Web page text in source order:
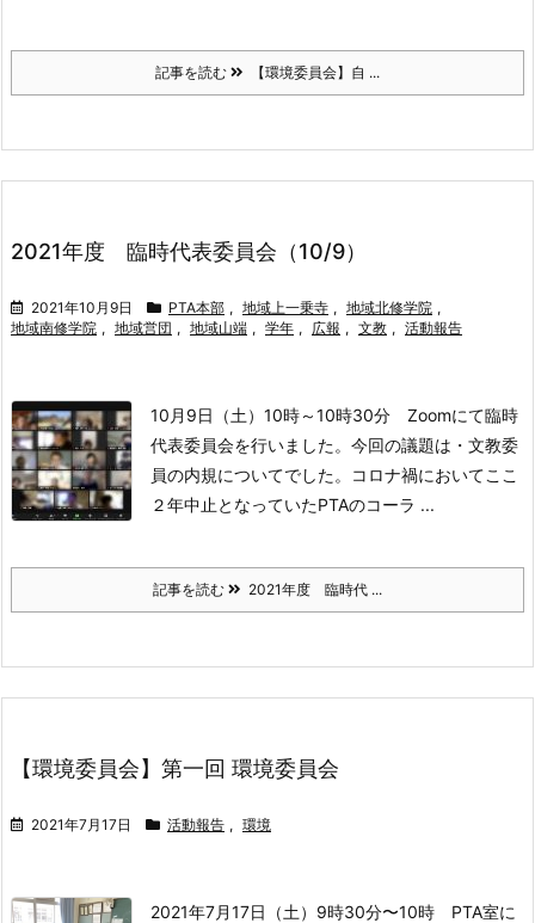
記事を読む 【環境委員会】自 ...
2021年度 臨時代表委員会（10/9）
2021年10月9日 PTA本部 , 地域上一乗寺 , 地域北修学院 ,
地域南修学院 , 地域営団 , 地域山端 , 学年 , 広報 , 文教 , 活動報告
10月9日（土）10時～10時30分 Zoomにて臨時
代表委員会を行いました。 今回の議題は ・文教委
員の内規についてでした。
コロナ禍においてここ
２年中止となっていたPTAのコーラ ...
記事を読む 2021年度 臨時代 ...
【環境委員会】第一回 環境委員会
2021年7月17日 活動報告 , 環境
2021年7月17日（土）9時30分〜10時 PTA室に